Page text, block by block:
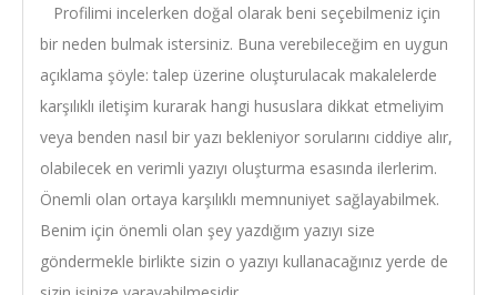
Profilimi incelerken doğal olarak beni seçebilmeniz için
bir neden bulmak istersiniz. Buna verebileceğim en uygun
açıklama şöyle: talep üzerine oluşturulacak makalelerde
karşılıklı iletişim kurarak hangi hususlara dikkat etmeliyim
veya benden nasıl bir yazı bekleniyor sorularını ciddiye alır,
olabilecek en verimli yazıyı oluşturma esasında ilerlerim.
Önemli olan ortaya karşılıklı memnuniyet sağlayabilmek.
Benim için önemli olan şey yazdığım yazıyı size
göndermekle birlikte sizin o yazıyı kullanacağınız yerde de